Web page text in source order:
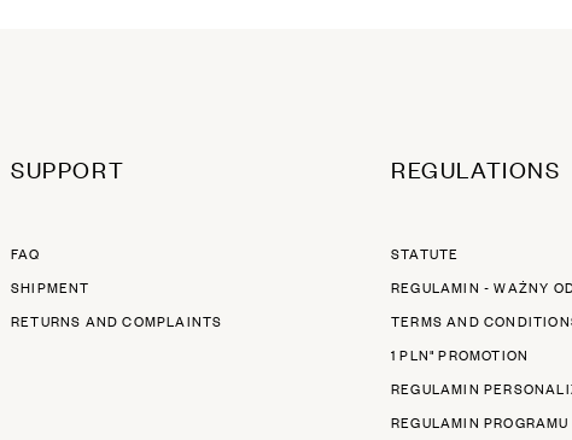
SUPPORT
FAQ
SHIPMENT
RETURNS AND COMPLAINTS
REGULATIONS
STATUTE
REGULAMIN - WAŻNY
TERMS AND
1 PLN" PROMOTION
REGULAMIN
REGULAMIN